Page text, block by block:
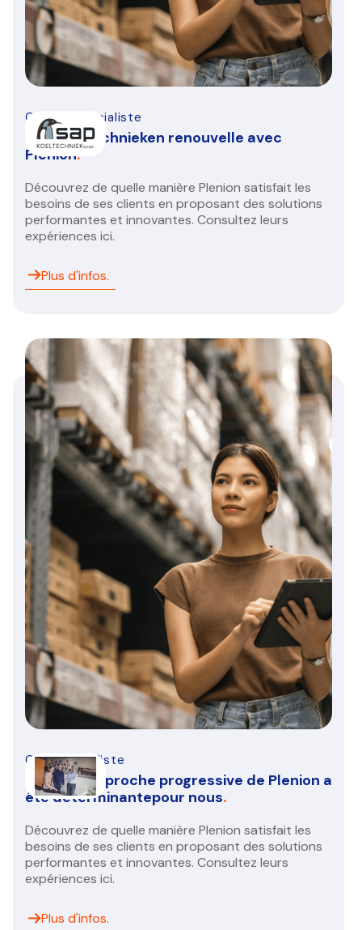
CVC/ R spécialiste
SAP koeltechnieken renouvelle avec
Plenion.
Découvrez de quelle manière Plenion satisfait les
besoins de ses clients en proposant des solutions
performantes et innovantes. Consultez leurs
expériences ici.
Plus d'infos.
CVC spécialiste
Duall - L’approche progressive de Plenion a
été déterminantepour nous.
Découvrez de quelle manière Plenion satisfait les
besoins de ses clients en proposant des solutions
performantes et innovantes. Consultez leurs
expériences ici.
Plus d'infos.